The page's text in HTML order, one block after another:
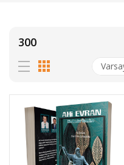
300